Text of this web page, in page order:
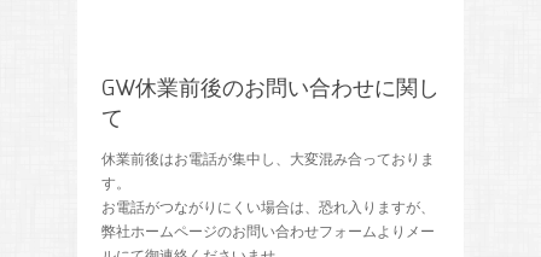
GW休業前後のお問い合わせに関し
て
休業前後はお電話が集中し、大変混み合っておりま
す。
お電話がつながりにくい場合は、恐れ入りますが、
弊社ホームページのお問い合わせフォームよりメー